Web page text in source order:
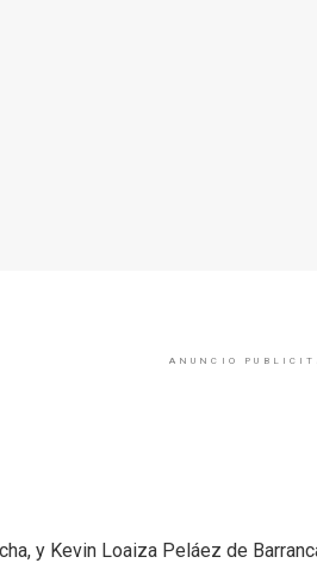
ANUNCIO
y Kevin Loaiza Peláez de